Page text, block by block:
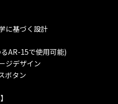
に基づく設計
AR-15で使用可能)
ジデザイン
ボタン